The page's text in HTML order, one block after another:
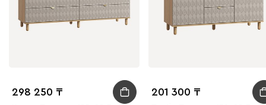
298 250 201 300